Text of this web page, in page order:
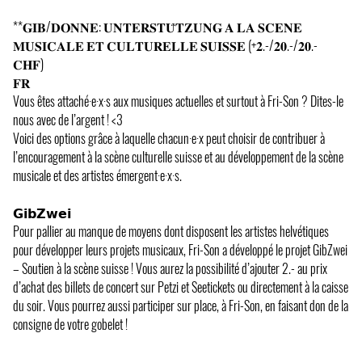
**𝐆𝐈𝐁/𝐃𝐎𝐍𝐍𝐄: 𝐔𝐍𝐓𝐄𝐑𝐒𝐓𝐔̈𝐓𝐙𝐔𝐍𝐆 𝐀 𝐋𝐀 𝐒𝐂𝐄𝐍𝐄
𝐌𝐔𝐒𝐈𝐂𝐀𝐋𝐄 𝐄𝐓 𝐂𝐔𝐋𝐓𝐔𝐑𝐄𝐋𝐋𝐄 𝐒𝐔𝐈𝐒𝐒𝐄 (+𝟐.-/𝟐𝟎.-/𝟐𝟎.-
𝐂𝐇𝐅)
𝐅𝐑
Vous êtes attaché·e·x·s aux musiques actuelles et surtout à Fri-Son ? Dites-le
nous avec de l’argent ! <3
Voici des options grâce à laquelle chacun·e·x peut choisir de contribuer à
l’encouragement à la scène culturelle suisse et au développement de la scène
musicale et des artistes émergent·e·x·s.
𝗚𝗶𝗯𝗭𝘄𝗲𝗶
Pour pallier au manque de moyens dont disposent les artistes helvétiques
pour développer leurs projets musicaux, Fri-Son a développé le projet GibZwei
– Soutien à la scène suisse ! Vous aurez la possibilité d’ajouter 2.- au prix
d’achat des billets de concert sur Petzi et Seetickets ou directement à la caisse
du soir. Vous pourrez aussi participer sur place, à Fri-Son, en faisant don de la
consigne de votre gobelet !